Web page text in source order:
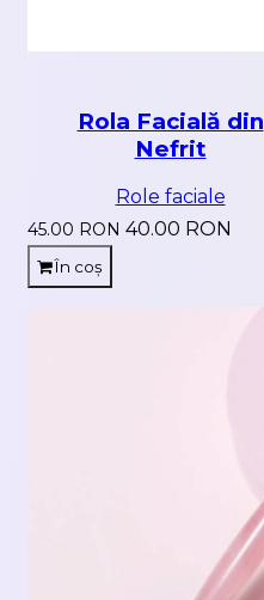
Rola Facială din
Nefrit
Role faciale
45.00 RON 40.00 RON
În coș